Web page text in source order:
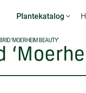
Plantekatalog
‘MOERHEIM BEAUTY’